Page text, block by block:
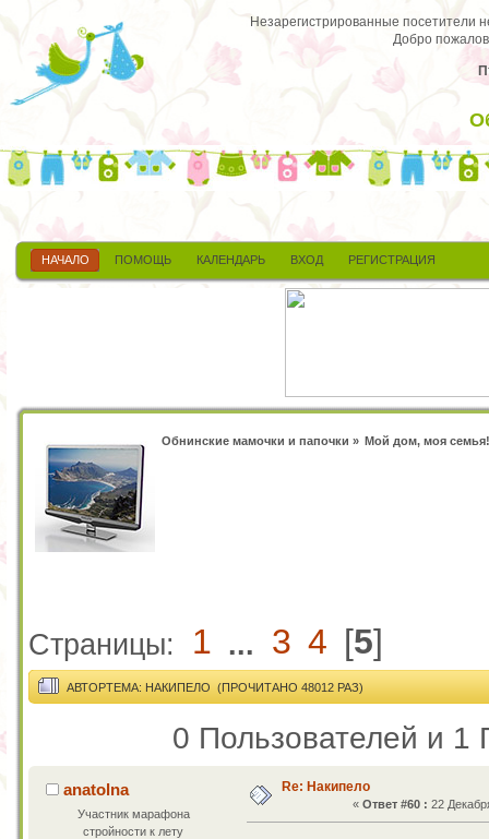
Незарегистрированные посетители
Добро
НАЧАЛО ПОМОЩЬ КАЛЕНДАРЬ ВХОД РЕГИСТРАЦИЯ
Обнинские мамочки и папочки » Мой дом, моя семья!
Страницы: 1 ... 3 4 [5]
АВТОРТЕМА: НАКИПЕЛО (ПРОЧИТАНО 48012 РАЗ)
0 Пользователей и 1
anatolna
Участник марафона
стройности к лету
Re: Накипело
« Ответ #60 : 22